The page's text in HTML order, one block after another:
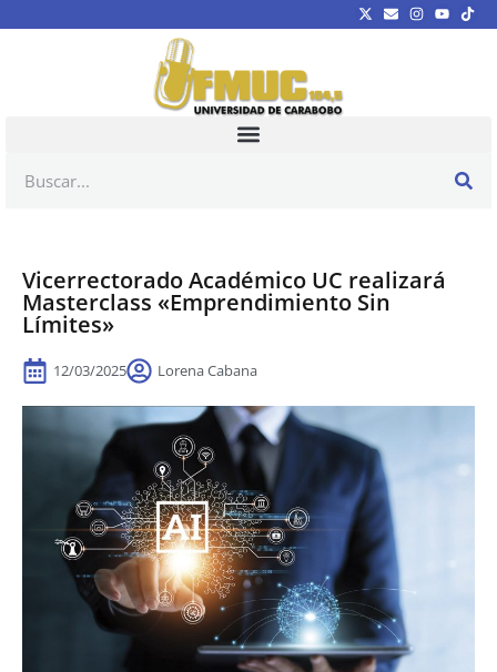
Vicerrectorado Académico UC realizará
Masterclass «Emprendimiento Sin
Límites»
12/03/2025 Lorena Cabana